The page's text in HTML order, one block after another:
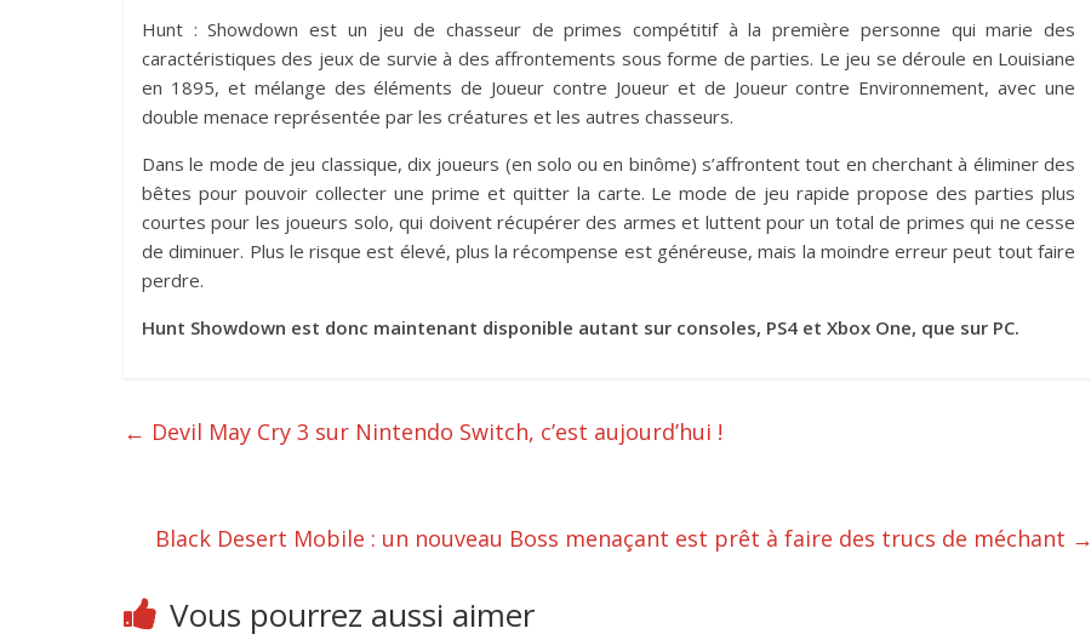
Hunt : Showdown est un jeu de chasseur de primes compétitif à la première personne qui marie des
caractéristiques des jeux de survie à des affrontements sous forme de parties. Le jeu se déroule en Louisiane
en 1895, et mélange des éléments de Joueur contre Joueur et de Joueur contre Environnement, avec une
double menace représentée par les créatures et les autres chasseurs.
Dans le mode de jeu classique, dix joueurs (en solo ou en binôme) s’affrontent tout en cherchant à éliminer des
bêtes pour pouvoir collecter une prime et quitter la carte. Le mode de jeu rapide propose des parties plus
courtes pour les joueurs solo, qui doivent récupérer des armes et luttent pour un total de primes qui ne cesse
de diminuer. Plus le risque est élevé, plus la récompense est généreuse, mais la moindre erreur peut tout faire
perdre.
Hunt Showdown est donc maintenant disponible autant sur consoles, PS4 et Xbox One, que sur PC.
← Devil May Cry 3 sur Nintendo Switch, c’est aujourd’hui !
Black Desert Mobile : un nouveau Boss menaçant est prêt à faire des trucs de méchant →
Vous pourrez aussi aimer